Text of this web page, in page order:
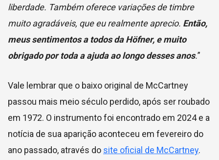
liberdade. Também oferece variações de timbre
muito agradáveis, que eu realmente aprecio. Então,
meus sentimentos a todos da Höfner, e muito
obrigado por toda a ajuda ao longo desses anos.”
Vale lembrar que o baixo original de McCartney
passou mais meio século perdido, após ser roubado
em 1972. O instrumento foi encontrado em 2024 e a
notícia de sua aparição aconteceu em fevereiro do
ano passado, através do site oficial de McCartney.